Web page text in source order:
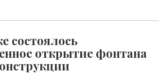
состоялось
открытие фонтана